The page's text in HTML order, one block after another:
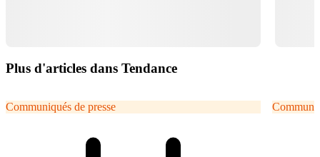
Plus d'articles dans Tendance
Communiqués de presse